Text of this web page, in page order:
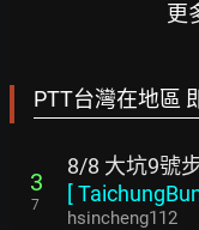
更
PTT台灣在地區
3
7
8/8 大坑9號
[
hsincheng112